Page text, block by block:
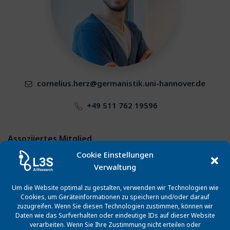
Cookie Einstellungen
Verwaltung
Um die Website optimal zu gestalten, verwenden wir Technologien wie
Cookies, um Geräteinformationen zu speichern und/oder darauf
zuzugreifen. Wenn Sie diesen Technologien zustimmen, können wir
Daten wie das Surfverhalten oder eindeutige IDs auf dieser Website
verarbeiten. Wenn Sie Ihre Zustimmung nicht erteilen oder
cornelius.herz@germanistik.uni-hannover.de
+49 511 762 19596
Assoziiertes Mitglied
Cornelius Herz ist Professor am Institut Deutsches
Seminar der Philosophischen Fakultät der Leibniz
Universtät Hannover.
Publikationen